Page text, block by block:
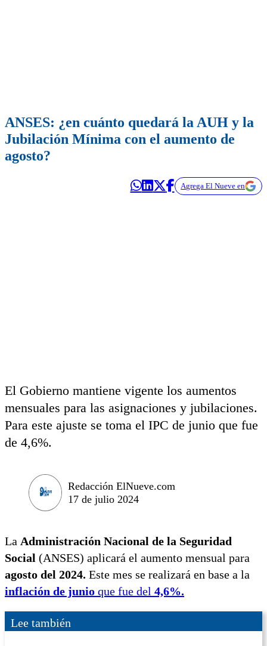
ANSES: ¿en cuánto quedará la AUH y la
Jubilación Mínima con el aumento de
agosto?
Agrega El Nueve en
El Gobierno mantiene vigente los aumentos
mensuales para las asignaciones y jubilaciones.
Para este ajuste se toma el IPC de junio que fue
de 4,6%.
Redacción ElNueve.com
17 de julio 2024
La Administración Nacional de la Seguridad
Social (ANSES) aplicará el aumento mensual para
agosto del 2024. Este mes se realizará en base a la
inflación de junio que fue del 4,6%.
Lee también